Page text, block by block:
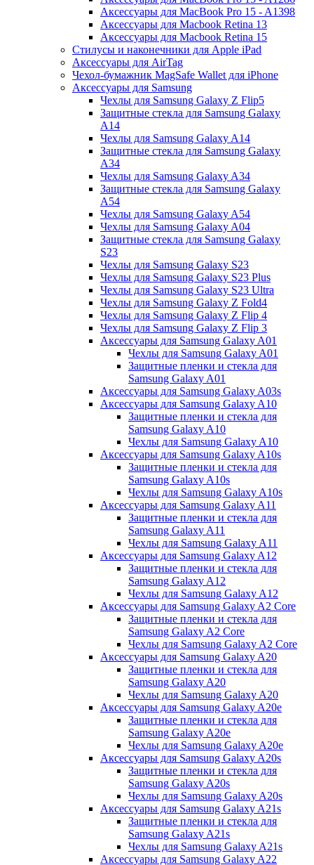
Аксессуары для MacBook Pro 15 - A1398
Аксессуары для Macbook Retina 13
Аксессуары для Macbook Retina 15
Стилусы и наконечники для Apple iPad
Аксессуары для AirTag
Чехол-бумажник MagSafe Wallet для iPhone
Аксессуары для Samsung
Чехлы для Samsung Galaxy Z Flip5
Защитные стекла для Samsung Galaxy
A14
Чехлы для Samsung Galaxy A14
Защитные стекла для Samsung Galaxy
A34
Чехлы для Samsung Galaxy A34
Защитные стекла для Samsung Galaxy
A54
Чехлы для Samsung Galaxy A54
Чехлы для Samsung Galaxy A04
Защитные стекла для Samsung Galaxy
S23
Чехлы для Samsung Galaxy S23
Чехлы для Samsung Galaxy S23 Plus
Чехлы для Samsung Galaxy S23 Ultra
Чехлы для Samsung Galaxy Z Fold4
Чехлы для Samsung Galaxy Z Flip 4
Чехлы для Samsung Galaxy Z Flip 3
Аксессуары для Samsung Galaxy A01
Чехлы для Samsung Galaxy A01
Защитные пленки и стекла для
Samsung Galaxy A01
Аксессуары для Samsung Galaxy A03s
Аксессуары для Samsung Galaxy A10
Защитные пленки и стекла для
Samsung Galaxy A10
Чехлы для Samsung Galaxy A10
Аксессуары для Samsung Galaxy A10s
Защитные пленки и стекла для
Samsung Galaxy A10s
Чехлы для Samsung Galaxy A10s
Аксессуары для Samsung Galaxy A11
Защитные пленки и стекла для
Samsung Galaxy A11
Чехлы для Samsung Galaxy A11
Аксессуары для Samsung Galaxy A12
Защитные пленки и стекла для
Samsung Galaxy A12
Чехлы для Samsung Galaxy A12
Аксессуары для Samsung Galaxy A2 Core
Защитные пленки и стекла для
Samsung Galaxy A2 Core
Чехлы для Samsung Galaxy A2 Core
Аксессуары для Samsung Galaxy A20
Защитные пленки и стекла для
Samsung Galaxy A20
Чехлы для Samsung Galaxy A20
Аксессуары для Samsung Galaxy A20e
Защитные пленки и стекла для
Samsung Galaxy A20e
Чехлы для Samsung Galaxy A20e
Аксессуары для Samsung Galaxy A20s
Защитные пленки и стекла для
Samsung Galaxy A20s
Чехлы для Samsung Galaxy A20s
Аксессуары для Samsung Galaxy A21s
Защитные пленки и стекла для
Samsung Galaxy A21s
Чехлы для Samsung Galaxy A21s
Аксессуары для Samsung Galaxy A22